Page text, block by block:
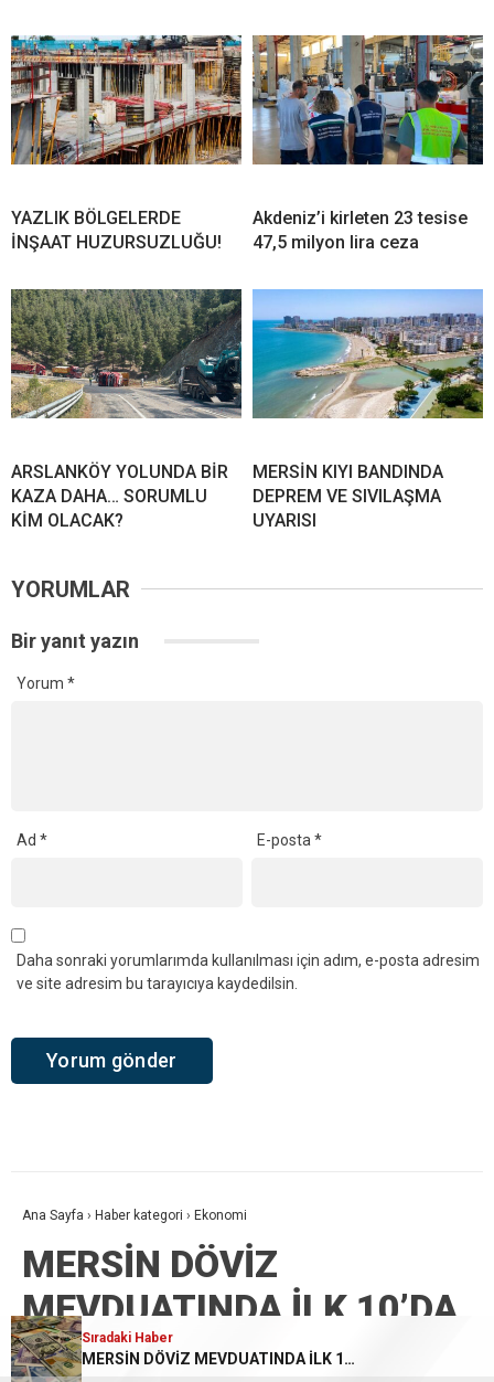
Sıradaki Haber
“SİT ALANI TALANI MI? BÜROKRATLARA ÇİFTE STANDART MI?”
Sıradaki Haber
‘AKP, Mersinli Üzüm Üreticisine “Bağını Sök, Toprağını Terk Et” Diyor!’
YAZLIK BÖLGELERDE
İNŞAAT HUZURSUZLUĞU!
Akdeniz’i kirleten 23 tesise
47,5 milyon lira ceza
ARSLANKÖY YOLUNDA BİR
KAZA DAHA… SORUMLU
KİM OLACAK?
MERSİN KIYI BANDINDA
DEPREM VE SIVILAŞMA
UYARISI
YORUMLAR
Bir yanıt yazın
Yorum *
Ad * E-posta*
Daha sonraki yorumlarımda kullanılması için adım, e-posta adresim
ve site adresim bu tarayıcıya kaydedilsin.
Sıradaki Haber
MERSİN DÖVİZ MEVDUATINDA İLK 10’DA
Ana Sayfa › Haber kategori › Ekonomi
MERSİN DÖVİZ
MEVDUATINDA İLK 10’DA
122 MİLYAR TL’Yİ AŞTI!